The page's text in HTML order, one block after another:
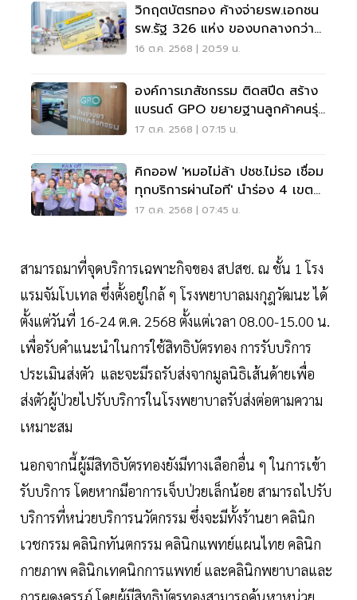
วิกฤตบัตรทอง ค้างจ่ายรพ.เอกชน
รพ.รัฐ 326 แห่ง ของบกลางกว่า
8,000 ล้านอุดรูรั่ว
16 ต.ค. 2568 | 20:59 น.
องค์การเภสัชกรรม ติดสปีด สร้าง
แบรนด์ GPO ขยายฐานลูกค้าคนรุ่น
ใหม่
17 ต.ค. 2568 | 07:15 น.
คิกออฟ 'หมอไม่ล้า ปชช.ไม่รอ เชื่อม
ทุกบริการผ่านไอที' นำร่อง 4 เขต
สุขภาพ
17 ต.ค. 2568 | 07:45 น.
สามารถมาที่จุดบริการเฉพาะกิจของ สปสช. ณ ชั้น 1 โรง
แรมจัมโบเทล ซึ่งตั้งอยู่ใกล้ ๆ โรงพยาบาลมงกุฎวัฒนะ ได้
ตั้งแต่วันที่ 16-24 ต.ค. 2568 ตั้งแต่เวลา 08.00-15.00 น.
เพื่อรับคำแนะนำในการใช้สิทธิบัตรทอง การรับบริการ
ประเมินส่งตัว และจะมีรถรับส่งจากมูลนิธิเส้นด้ายเพื่อ
ส่งตัวผู้ป่วยไปรับบริการในโรงพยาบาลรับส่งต่อตามความ
เหมาะสม
นอกจากนี้ผู้มีสิทธิบัตรทองยังมีทางเลือกอื่น ๆ ในการเข้า
รับบริการ โดยหากมีอาการเจ็บป่วยเล็กน้อย สามารถไปรับ
บริการที่หน่วยบริการนวัตกรรม ซึ่งจะมีทั้งร้านยา คลินิก
เวชกรรม คลินิกทันตกรรม คลินิกแพทย์แผนไทย คลินิก
กายภาพ คลินิกเทคนิกการแพทย์ และคลินิกพยาบาลและ